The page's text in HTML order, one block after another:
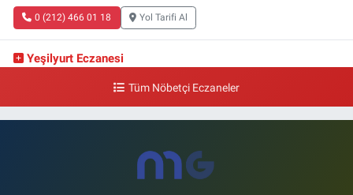
0 (212) 466 01 18 Yol Tarifi Al
Yeşilyurt Eczanesi
Şenlikköy Mahallesi Eski Halkalı Caddesi 33 Akvaryum Yanı Akua Florya
Tüm Nöbetçi Eczaneler